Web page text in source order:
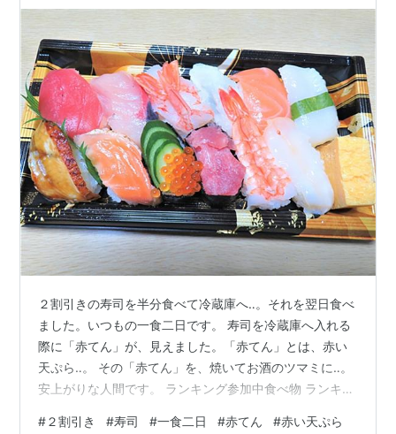
２割引きの寿司を半分食べて冷蔵庫へ‥。それを翌日食べ
ました。いつもの一食二日です。 寿司を冷蔵庫へ入れる
際に「赤てん」が、見えました。「赤てん」とは、赤い
天ぷら‥。 その「赤てん」を、焼いてお酒のツマミに‥。
安上がりな人間です。 ランキング参加中食べ物 ランキン
#２割引き #寿司 #一食二日 #赤てん #赤い天ぷら